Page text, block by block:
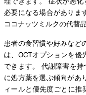
必要になる場合がありま
ココナッツミルクの代替
患者の食習慣や好みなど
は、OCTオプションを
できます。 代謝障害を
に処方薬を選ぶ傾向があ
ィールと優先度ごとに